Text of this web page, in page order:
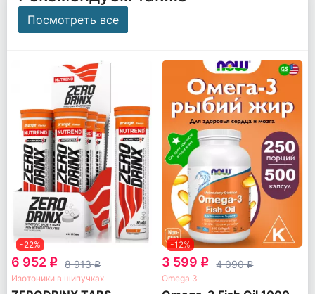
Посмотреть все
-22%
6 952 q 8 913q
Изотоники в шипучках
-12%
3 599 q 4 090q
Omega 3